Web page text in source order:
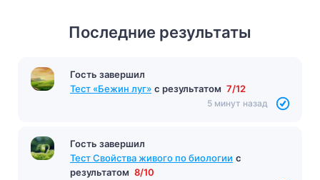
Последние результаты
Гость завершил
Тест «Бежин луг» с результатом 7/12
5 минут назад
Гость завершил
Тест Свойства живого по биологии с
результатом 8/10